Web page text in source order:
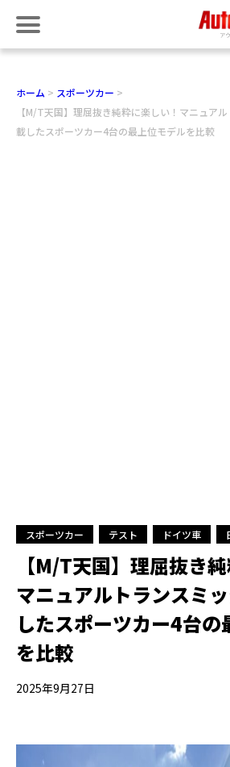
ホーム
スポーツカー
【M/T天国】理屈抜き純粋に楽しい！マニュア
載したスポーツカー4台の最上位モデルを比較
スポーツカー テスト ドイツ車
【M/T天国】理屈抜き
マニュアルトランスミ
したスポーツカー4台の
を比較
2025年9月27日